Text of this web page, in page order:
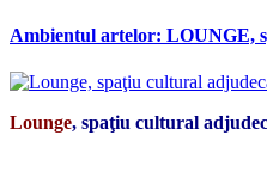
Ambientul artelor: LOUNGE,
Lounge, spaţiu cultural